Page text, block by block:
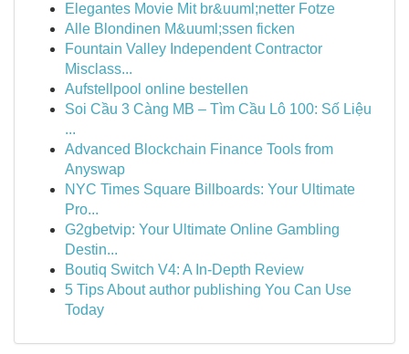
Elegantes Movie Mit br&uuml;netter Fotze
Alle Blondinen M&uuml;ssen ficken
Fountain Valley Independent Contractor
Misclass...
Aufstellpool online bestellen
Soi Cầu 3 Càng MB – Tìm Cầu Lô 100: Số Liệu
...
Advanced Blockchain Finance Tools from
Anyswap
NYC Times Square Billboards: Your Ultimate
Pro...
G2gbetvip: Your Ultimate Online Gambling
Destin...
Boutiq Switch V4: A In-Depth Review
5 Tips About author publishing You Can Use
Today